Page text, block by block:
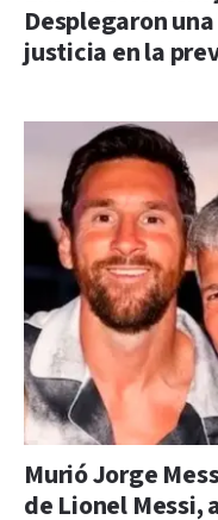
Desplegaron
justicia en la
Murió Jorge
de Lionel Messi,